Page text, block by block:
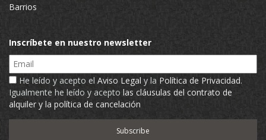
Barrios
Inscríbete en nuestro newsletter
Email
He leído y acepto el Aviso Legal y la Política de Privacidad.
Igualmente he leído y acepto las cláusulas del contrato de
alquiler y la política de cancelación